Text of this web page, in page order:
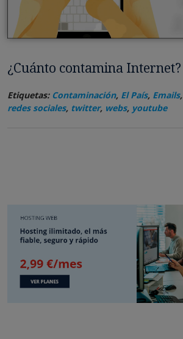
¿Cuánto contamina Internet?
Etiquetas: Contaminación, El País, Emails,
redes sociales, twitter, webs, youtube